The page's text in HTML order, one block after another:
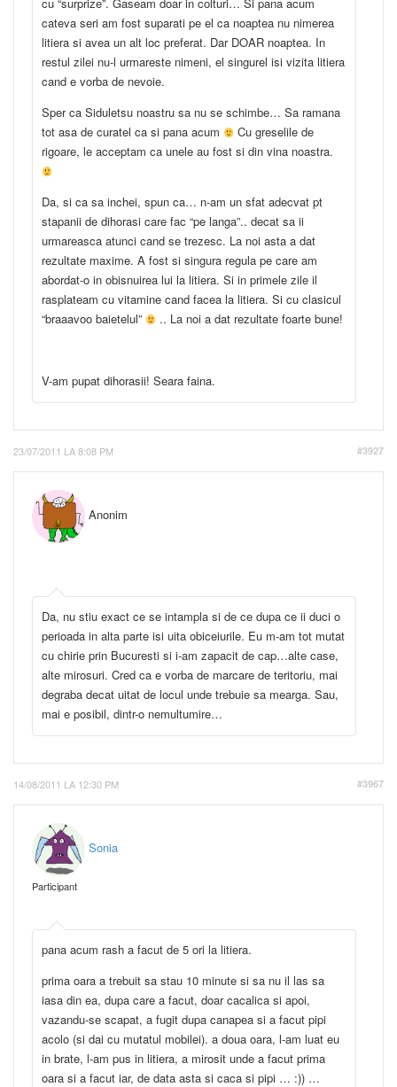
cateva seri am fost suparati pe el ca noaptea nu nimerea
litiera si avea un alt loc preferat. Dar DOAR noaptea. In
restul zilei nu-l urmareste nimeni, el singurel isi vizita litiera
cand e vorba de nevoie.
Sper ca Siduletsu noastru sa nu se schimbe… Sa ramana
tot asa de curatel ca si pana acum
Cu greselile de
rigoare, le acceptam ca unele au fost si din vina noastra.
Da, si ca sa inchei, spun ca… n-am un sfat adecvat pt
stapanii de dihorasi care fac “pe langa”.. decat sa ii
urmareasca atunci cand se trezesc. La noi asta a dat
rezultate maxime. A fost si singura regula pe care am
abordat-o in obisnuirea lui la litiera. Si in primele zile il
rasplateam cu vitamine cand facea la litiera. Si cu clasicul
“braaavoo baietelul”
.. La noi a dat rezultate foarte bune!
V-am pupat dihorasii! Seara faina.
23/07/2011 LA 8:08 PM #3927
Anonim
Da, nu stiu exact ce se intampla si de ce dupa ce ii duci o
perioada in alta parte isi uita obiceiurile. Eu m-am tot mutat
cu chirie prin Bucuresti si i-am zapacit de cap…alte case,
alte mirosuri. Cred ca e vorba de marcare de teritoriu, mai
degraba decat uitat de locul unde trebuie sa mearga. Sau,
mai e posibil, dintr-o nemultumire…
14/08/2011 LA 12:30 PM #3967
Sonia
Participant
pana acum rash a facut de 5 ori la litiera.
prima oara a trebuit sa stau 10 minute si sa nu il las sa
iasa din ea, dupa care a facut, doar cacalica si apoi,
vazandu-se scapat, a fugit dupa canapea si a facut pipi
acolo (si dai cu mutatul mobilei). a doua oara, l-am luat eu
in brate, l-am pus in litiera, a mirosit unde a facut prima
oara si a facut iar, de data asta si caca si pipi … :)) …